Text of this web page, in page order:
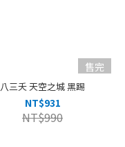
售完
八三夭 天空之城 黑踢
NT$931
NT$990